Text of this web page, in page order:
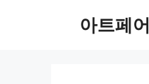
아트페어